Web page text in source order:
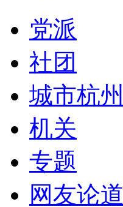
党派
社团
城市杭州
机关
专题
网友论道